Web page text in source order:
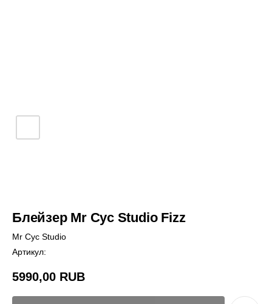
Блейзер Mr Cyc Studio Fizz
Mr Cyc Studio
Артикул:
5990,00 RUB